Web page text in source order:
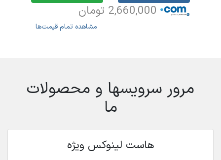
مشاهده تمام قیمت‌ها
مرور سرویسها و محصولات
ما
هاست لینوکس ویژه